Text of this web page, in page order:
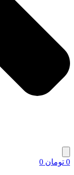
0 تومان 0